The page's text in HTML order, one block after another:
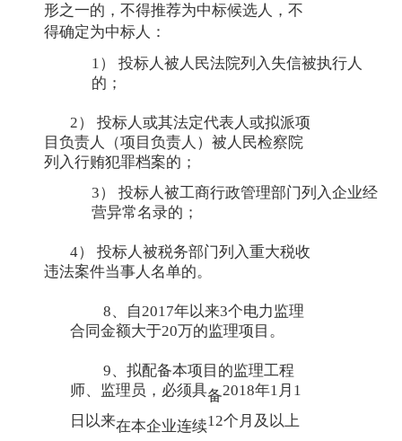
形之一的，不得推荐为中标候选人，不
得确定为中标人：
1） 投标人被人民法院列入失信被执行人
的；
2） 投标人或其法定代表人或拟派项
目负责人（项目负责人）被人民检察院
列入行贿犯罪档案的；
3） 投标人被工商行政管理部门列入企业经
营异常名录的；
4） 投标人被税务部门列入重大税收
违法案件当事人名单的。
8、自2017年以来3个电力监理
合同金额大于20万的监理项目。
9、拟配备本项目的监理工程
师、监理员，必须具备2018年1月1
日以来在本企业连续12个月及以上